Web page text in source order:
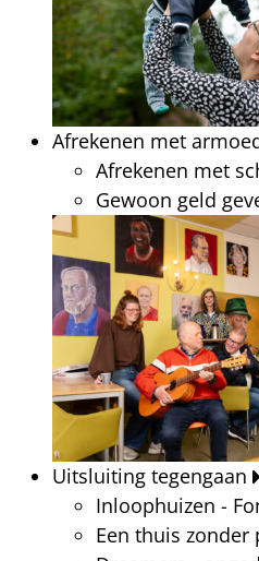
Afrekenen met
Afrekenen met
Gewoon geld
Uitsluiting tegengaan
Inloophuizen -
Een thuis zonder